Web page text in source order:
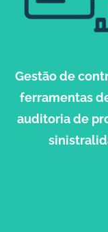
Gestão de
ferramentas
auditoria de